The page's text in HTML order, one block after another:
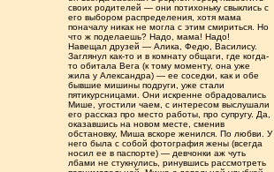
своих родителей — они потихоньку свыклись с
его выбором распределения, хотя мама
поначалу никак не могла с этим смириться. Но
что ж поделаешь? Надо, мама! Надо!
Навещал друзей — Алика, Федю, Василису.
Заглянул как-то и в комнату общаги, где когда-
то обитала Вега (к тому моменту, она уже
жила у Александра) — ее соседки, как и обе
бывшие мишины подруги, уже стали
пятикурсницами. Они искренне обрадовались
Мише, угостили чаем, с интересом выслушали
его рассказ про место работы, про супругу. Да,
оказавшись на новом месте, сменив
обстановку, Миша вскоре женился. По любви. У
него была с собой фотография жены (всегда
носил ее в паспорте) — девчонки аж чуть
лбами не стукнулись, ринувшись рассмотреть